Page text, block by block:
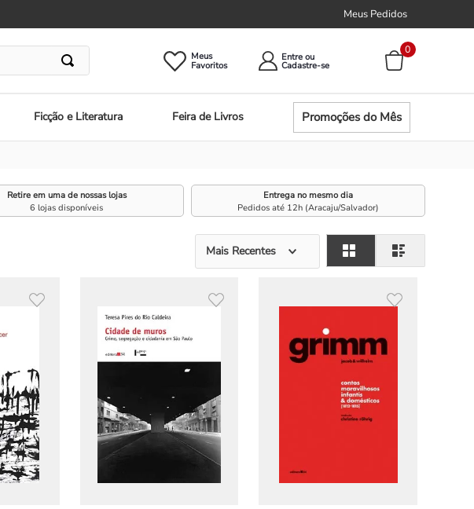
Meus Pedidos
Meus Entre ou
0
Ficção e Literatura Feira de Livros Promoções do Mês
Retire em uma de nossas lojas
6 lojas disponíveis
Entrega no mesmo dia
Pedidos até 12h (Aracaju/Salvador)
Mais Recentes